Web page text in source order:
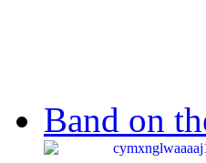
Band on